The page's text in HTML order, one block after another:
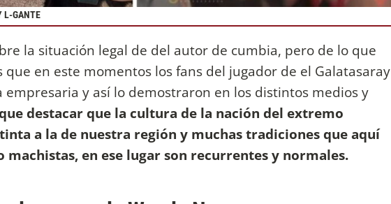
L-GANTE
la situación legal de del autor de cumbia, pero de lo que
que en este momentos los fans del jugador de el Galatasaray
empresaria y así lo demostraron en los distintos medios y
destacar que la cultura de la nación del extremo
a la de nuestra región y muchas tradiciones que aquí
machistas, en ese lugar son recurrentes y normales.